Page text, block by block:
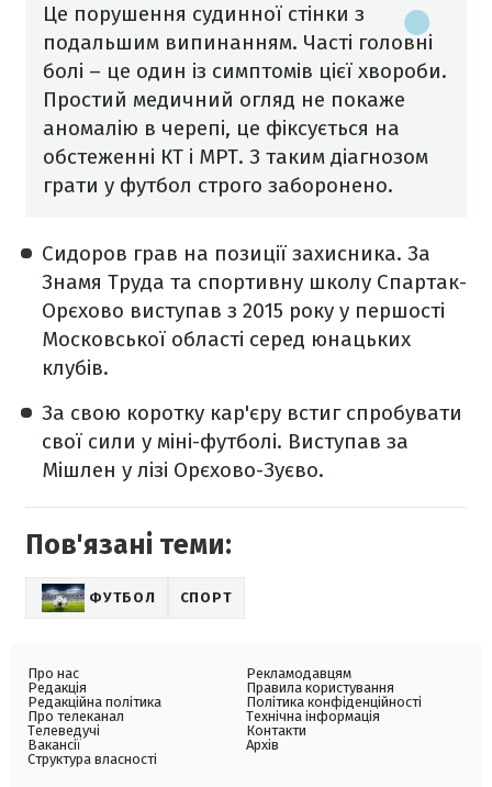
Це порушення судинної стінки з
подальшим випинанням. Часті головні
болі – це один із симптомів цієї хвороби.
Простий медичний огляд не покаже
аномалію в черепі, це фіксується на
обстеженні КТ і МРТ. З таким діагнозом
грати у футбол строго заборонено.
Сидоров грав на позиції захисника. За
Знамя Труда та спортивну школу Спартак-
Орєхово виступав з 2015 року у першості
Московської області серед юнацьких
клубів.
За свою коротку кар'єру встиг спробувати
свої сили у міні-футболі. Виступав за
Мішлен у лізі Орєхово-Зуєво.
Пов'язані теми:
ФУТБОЛ СПОРТ
Про нас
Редакція
Редакційна політика
Про телеканал
Телеведучі
Вакансії
Структура власності
Рекламодавцям
Правила користування
Політика конфіденційності
Технічна інформація
Контакти
Архів